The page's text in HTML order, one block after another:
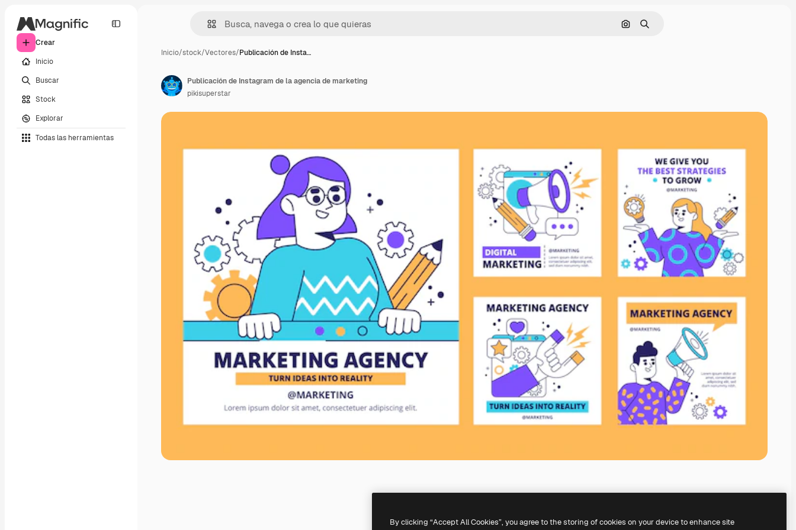
Crear
Inicio
Buscar
Stock
Explorar
Todas las herramientas
Buscar por imagen
Buscar
Inicio/stock/Vectores/Publicación de Insta…
Publicación de Instagram de la agencia de marketing
pikisuperstar
By clicking “Accept All Cookies”, you agree to the storing of cookies on your device to enhance site